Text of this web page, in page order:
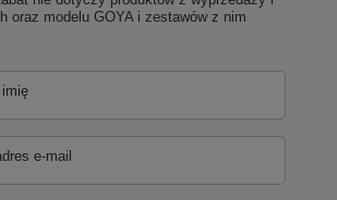
oraz modelu GOYA i zestawów z nim
e-mail